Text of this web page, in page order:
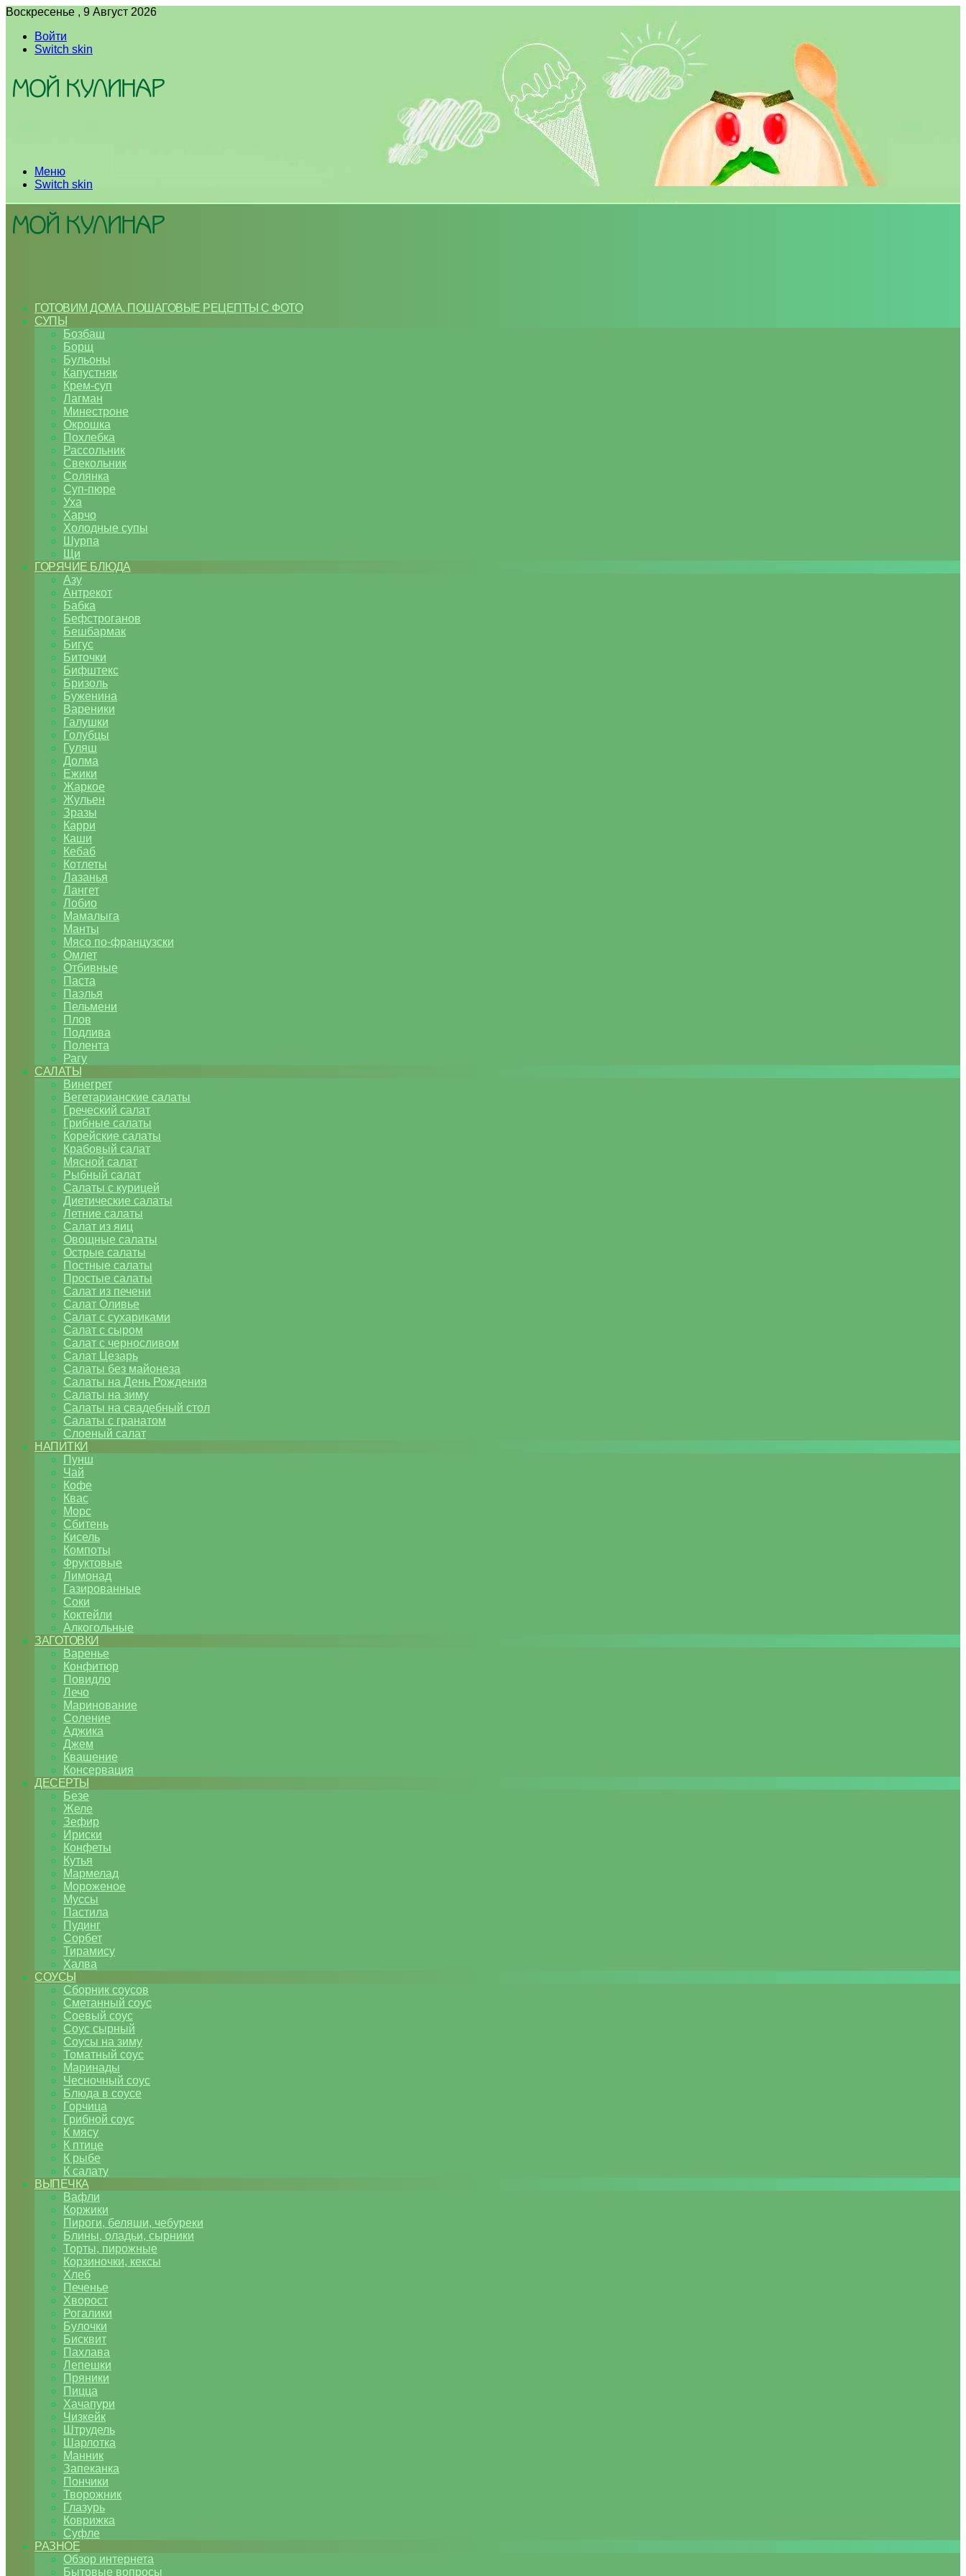
Воскресенье , 9 Август 2026
Войти
Switch skin
Меню
Switch skin
ГОТОВИМ ДОМА. ПОШАГОВЫЕ РЕЦЕПТЫ С ФОТО
СУПЫ
Бозбаш
Борщ
Бульоны
Капустняк
Крем-суп
Лагман
Минестроне
Окрошка
Похлебка
Рассольник
Свекольник
Солянка
Суп-пюре
Уха
Харчо
Холодные супы
Шурпа
Щи
ГОРЯЧИЕ БЛЮДА
Азу
Антрекот
Бабка
Бефстроганов
Бешбармак
Бигус
Биточки
Бифштекс
Бризоль
Буженина
Вареники
Галушки
Голубцы
Гуляш
Долма
Ежики
Жаркое
Жульен
Зразы
Карри
Каши
Кебаб
Котлеты
Лазанья
Лангет
Лобио
Мамалыга
Манты
Мясо по-французски
Омлет
Отбивные
Паста
Паэлья
Пельмени
Плов
Подлива
Полента
Рагу
САЛАТЫ
Винегрет
Вегетарианские салаты
Греческий салат
Грибные салаты
Корейские салаты
Крабовый салат
Мясной салат
Рыбный салат
Салаты с курицей
Диетические салаты
Летние салаты
Салат из яиц
Овощные салаты
Острые салаты
Постные салаты
Простые салаты
Салат из печени
Салат Оливье
Салат с сухариками
Салат с сыром
Салат с черносливом
Салат Цезарь
Салаты без майонеза
Салаты на День Рождения
Салаты на зиму
Салаты на свадебный стол
Салаты с гранатом
Слоеный салат
НАПИТКИ
Пунш
Чай
Кофе
Квас
Морс
Сбитень
Кисель
Компоты
Фруктовые
Лимонад
Газированные
Соки
Коктейли
Алкогольные
ЗАГОТОВКИ
Варенье
Конфитюр
Повидло
Лечо
Маринование
Соление
Аджика
Джем
Квашение
Консервация
ДЕСЕРТЫ
Безе
Желе
Зефир
Ириски
Конфеты
Кутья
Мармелад
Мороженое
Муссы
Пастила
Пудинг
Сорбет
Тирамису
Халва
СОУСЫ
Сборник соусов
Сметанный соус
Соевый соус
Соус сырный
Соусы на зиму
Томатный соус
Маринады
Чесночный соус
Блюда в соусе
Горчица
Грибной соус
К мясу
К птице
К рыбе
К салату
ВЫПЕЧКА
Вафли
Коржики
Пироги, беляши, чебуреки
Блины, оладьи, сырники
Торты, пирожные
Корзиночки, кексы
Хлеб
Печенье
Хворост
Рогалики
Булочки
Бисквит
Пахлава
Лепешки
Пряники
Пицца
Хачапури
Чизкейк
Штрудель
Шарлотка
Манник
Запеканка
Пончики
Творожник
Глазурь
Коврижка
Суфле
РАЗНОЕ
Обзор интернета
Бытовые вопросы